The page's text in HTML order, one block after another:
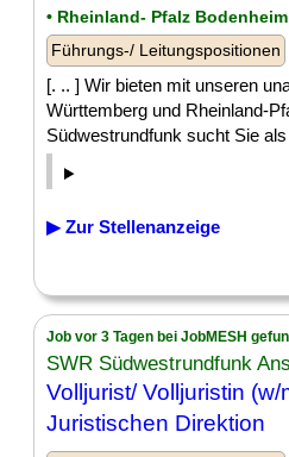
• Rheinland- Pfalz Bodenheim
Führungs-/ Leitungspositionen
[. .. ] Wir bieten mit unseren
Württemberg und Rheinland-
Südwestrundfunk sucht Sie
▶ Zur Stellenanzeige
Job vor 3 Tagen bei JobMESH
SWR Südwestrundfunk
Volljurist/ Volljuristin
Juristischen Direktion